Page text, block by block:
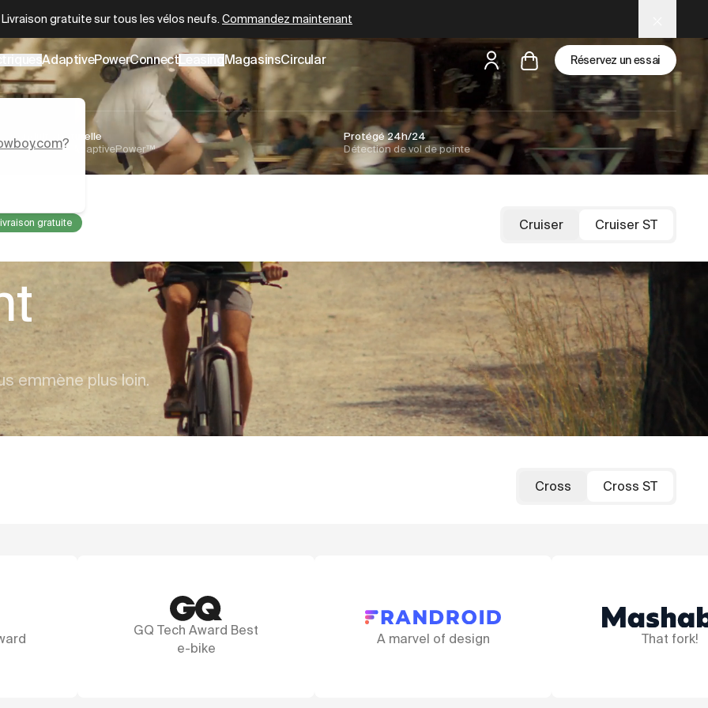
Quel Cowboy vous convient le mieux ?Commencez le quiz
AdaptivePowerConnect MagasinsCircular Réservez un essai
maisil y a des test rides par-là
Conduite naturelle
Technologie AdaptivePower™
Protégé 24h/24
Détection de vol de pointe
gratuite Cruiser Cruiser ST
emmène plus loin.
Cross Cross ST
Award Best
e-bike
A marvel of design That fork!
A
?